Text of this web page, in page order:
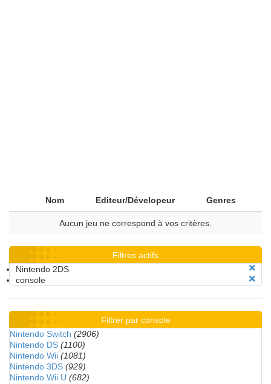
Nom Editeur/Dévelopeur Genres
Aucun jeu ne correspond à vos critères.
Filtres actifs
Nintendo 2DS
console
Filtrer par console
Nintendo Switch (2906)
Nintendo DS (1100)
Nintendo Wii (1081)
Nintendo 3DS (929)
Nintendo Wii U (682)